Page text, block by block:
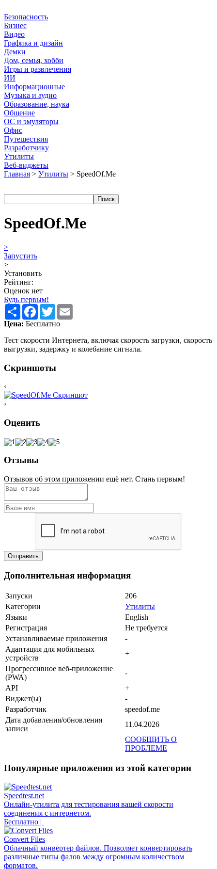
Безопасность
Бизнес
Видео
Графика и дизайн
Демки
Дом, семья, хобби
Игры и развлечения
ИИ
Информационные
Музыка и аудио
Образование, наука
Общение
ОС и эмуляторы
Офис
Путешествия
Разработчику
Утилиты
Веб-виджеты
Главная > Утилиты > SpeedOf.Me
SpeedOf.Me
>
Запустить
>
Установить
Рейтинг:
Оценок нет
Будь первым!
Share Facebook
Twitter
Цена: Бесплатно
Тест скорости Интернета, включая скорость загрузки, скорость
выгрузки, задержку и колебание сигнала.
Скриншоты
‹
›
Оценить
Отзывы
Отзывов об этом приложении ещё нет. Стань первым!
Дополнительная информация
Запуски
206
Категории
Утилиты
Языки
English
Регистрация
Не требуется
Устанавливаемые приложения
-
Адаптация для мобильных
устройств
+
Прогрессивное веб-приложение
(PWA)
-
API
+
Виджет(ы)
-
Разработчик
speedof.me
Дата добавления/обновления
записи
11.04.2026
СООБЩИТЬ О
ПРОБЛЕМЕ
Популярные приложения из этой категории
Speedtest.net
Онлайн-утилита для тестирования вашей скорости
соединения с интернетом.
Бесплатно |
Convert Files
Облачный конвертер файлов. Позволяет конвертировать
различные типы фалов между огромным количеством
форматов.